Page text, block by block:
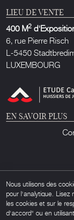
LIEU DE VENTE
400 M2
6, rue Pierre Risch
L-5450
LUXEMBOURG
EN SAVOIR PLUS
Nous utilisons des
pour l'analytique. Lisez
les cookies et sur le
d'accord" ou en